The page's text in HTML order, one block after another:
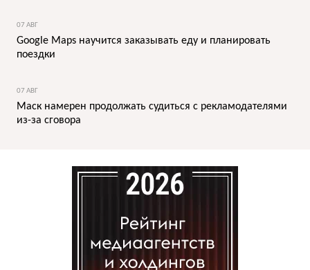
07 АВГ
Google Maps научится заказывать еду и планировать
поездки
07 АВГ
Маск намерен продолжать судиться с рекламодателями
из-за сговора